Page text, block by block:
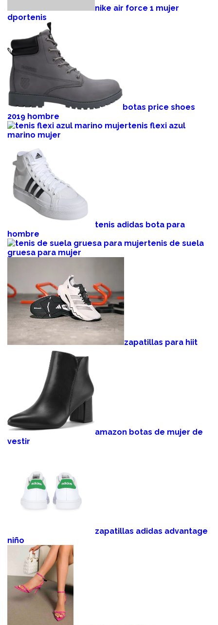
nike air force 1 mujer
dportenis
botas price shoes
2019 hombre
tenis flexi azul
marino mujer
tenis adidas bota para
hombre
tenis de suela
gruesa para mujer
zapatillas para hiit
amazon botas de mujer de
vestir
zapatillas adidas advantage
niño